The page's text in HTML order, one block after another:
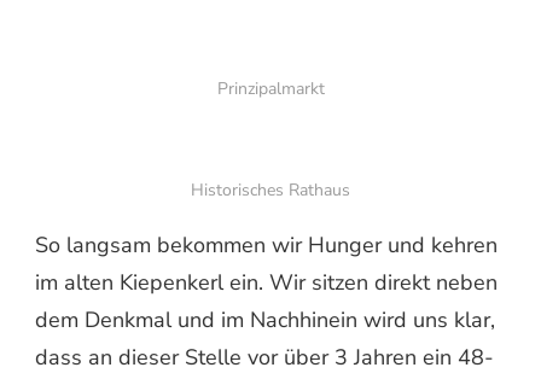
Prinzipalmarkt
Historisches Rathaus
So langsam bekommen wir Hunger und kehren
im alten Kiepenkerl ein. Wir sitzen direkt neben
dem Denkmal und im Nachhinein wird uns klar,
dass an dieser Stelle vor über 3 Jahren ein 48-